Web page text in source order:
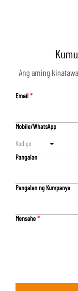
Ang aming
Email
Mobile/WhatsApp
Kodigo
Pangalan
Pangalan ng Kumpanya
Mensahe